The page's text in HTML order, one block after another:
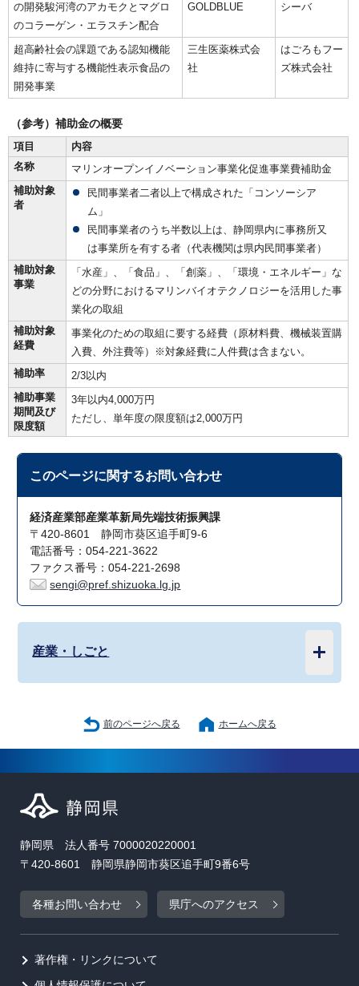
の開発駿河湾のアカモクとマグロ
のコラーゲン・エラスチン配合
GOLDBLUE
シーバ
超高齢社会の課題である認知機能
維持に寄与する機能性表示食品の
開発事業
三生医薬株式会
社
はごろもフー
ズ株式会社
（参考）補助金の概要
項目
内容
名称
マリンオープンイノベーション事業化促進事業費補助金
補助対象
者
民間事業者二者以上で構成された「コンソーシア
ム」
民間事業者のうち半数以上は、静岡県内に事務所又
は事業所を有する者（代表機関は県内民間事業者）
補助対象
事業
「水産」、「食品」、「創薬」、「環境・エネルギー」な
どの分野におけるマリンバイオテクノロジーを活用した事
業化の取組
補助対象
経費
事業化のための取組に要する経費（原材料費、機械装置購
入費、外注費等）※対象経費に人件費は含まない。
補助率
2/3以内
補助事業
期間及び
限度額
3年以内4,000万円
ただし、単年度の限度額は2,000万円
このページに関するお問い合わせ
経済産業部産業革新局先端技術振興課
〒420-8601 静岡市葵区追手町9-6
電話番号：054-221-3622
ファクス番号：054-221-2698
sengi@pref.shizuoka.lg.jp
産業・しごと
前のページへ戻る ホームへ戻る
静岡県 法人番号 7000020220001
〒420-8601 静岡県静岡市葵区追手町9番6号
各種お問い合わせ 県庁へのアクセス
著作権・リンクについて